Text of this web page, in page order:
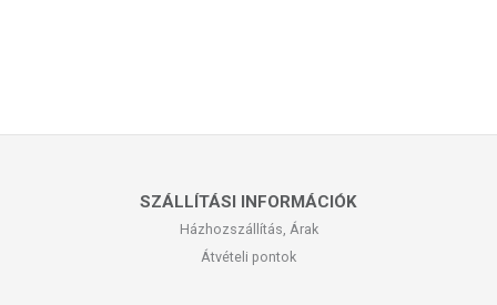
SZÁLLÍTÁSI INFORMÁCIÓK
Házhozszállítás, Árak
Átvételi pontok